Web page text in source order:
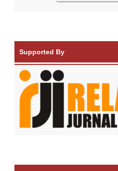
Supported By